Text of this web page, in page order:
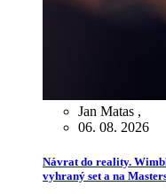
Jan Matas ,
06. 08. 2026
Návrat do reality.
vyhraný set a na